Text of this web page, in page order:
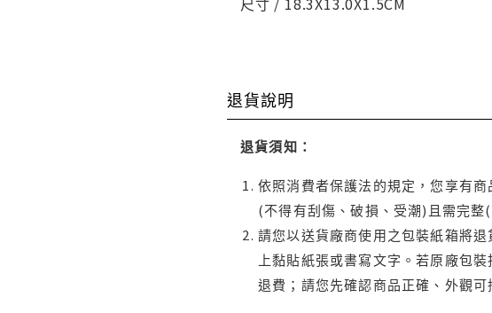
退貨說明
退貨須知：
依照消費者保護法的規定，您享有
(不得有刮傷、破損、受潮)且需完
請您以送貨廠商使用之包裝紙箱將
上黏貼紙張或書寫文字。若原廠包
退費；請您先確認商品正確、外觀